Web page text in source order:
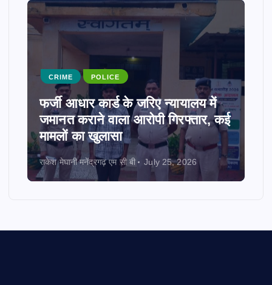
CRIME POLICE
फर्जी आधार कार्ड के जरिए न्यायालय में
जमानत कराने वाला आरोपी गिरफ्तार, कई
मामलों का खुलासा
राकेश मेघानी मनेंद्रगढ़ एम सी बी July 25, 2026